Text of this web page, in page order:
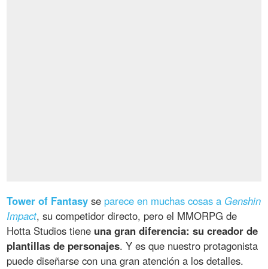
Tower of Fantasy se parece en muchas cosas a Genshin
Impact, su competidor directo, pero el MMORPG de
Hotta Studios tiene una gran diferencia: su creador de
plantillas de personajes. Y es que nuestro protagonista
puede diseñarse con una gran atención a los detalles.